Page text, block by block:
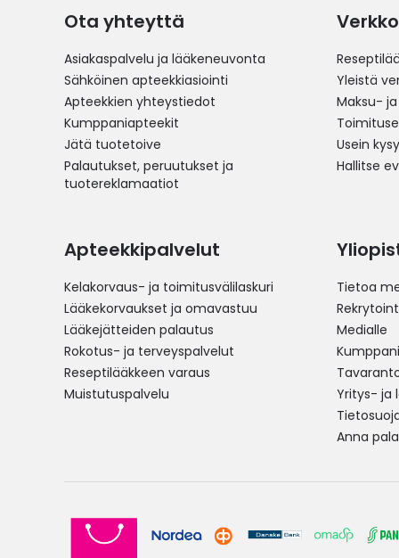
Ota yhteyttä
Asiakaspalvelu ja lääkeneuvonta
Sähköinen apteekkiasiointi
Apteekkien yhteystiedot
Kumppaniapteekit
Jätä tuotetoive
Palautukset, peruutukset ja
tuotereklamaatiot
Yleistä
Maksu-
Usein
Hallitse
Apteekkipalvelut
Kelakorvaus- ja toimitusvälilaskuri
Lääkekorvaukset ja omavastuu
Lääkejätteiden palautus
Rokotus- ja terveyspalvelut
Reseptilääkkeen varaus
Muistutuspalvelu
Tietoa
Medialle
Yritys- ja
Anna